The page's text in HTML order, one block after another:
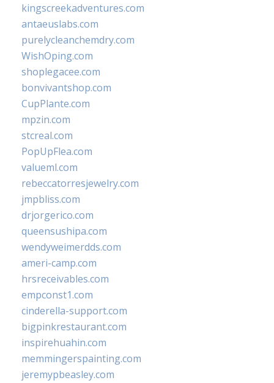
kingscreekadventures.com
antaeuslabs.com
purelycleanchemdry.com
WishOping.com
shoplegacee.com
bonvivantshop.com
CupPlante.com
mpzin.com
stcreal.com
PopUpFlea.com
valueml.com
rebeccatorresjewelry.com
jmpbliss.com
drjorgerico.com
queensushipa.com
wendyweimerdds.com
ameri-camp.com
hrsreceivables.com
empconst1.com
cinderella-support.com
bigpinkrestaurant.com
inspirehuahin.com
memmingerspainting.com
jeremypbeasley.com